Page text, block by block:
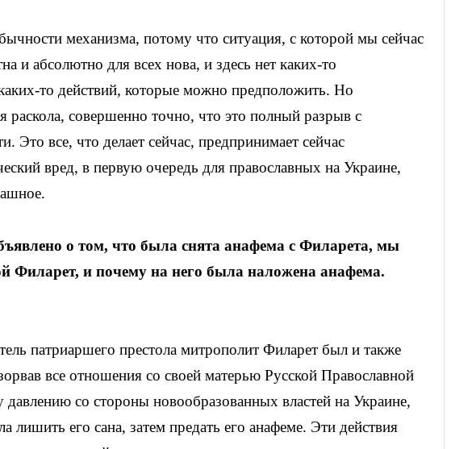
механизма, потому что ситуация, с которой мы сейчас
и абсолютно для всех нова, и здесь нет каких-то
то действий, которые можно предположить. Но
раскола, совершенно точно, что это полный разрыв с
Это все, что делает сейчас, предпринимает сейчас
вред, в первую очередь для православных на Украине,
о том, что была снята анафема с Филарета, мы
Филарет, и почему на него была наложена анафема.
патриаршего престола митрополит Филарет был и также
все отношения со своей матерью Русской Православной
со стороны новообразованных властей на Украине,
лишить его сана, затем предать его анафеме. Эти действия